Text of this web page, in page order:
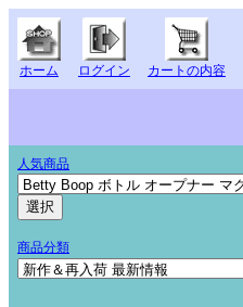
ホーム ログイン カートの内容
人気商品
商品分類